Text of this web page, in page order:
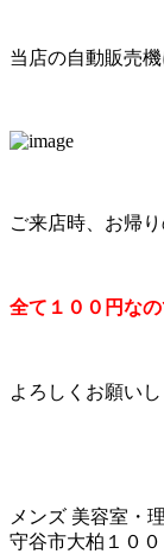
当店の自動販売
ご来店時、お帰
全て１００円な
よろしくお願い
メンズ 美容室・
守谷市大柏１０